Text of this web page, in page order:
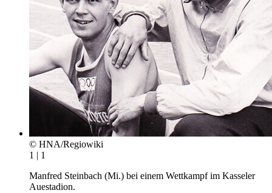
© HNA/Regiowiki
1 | 1
Manfred Steinbach (Mi.) bei einem Wettkampf im Kasseler
Auestadion.